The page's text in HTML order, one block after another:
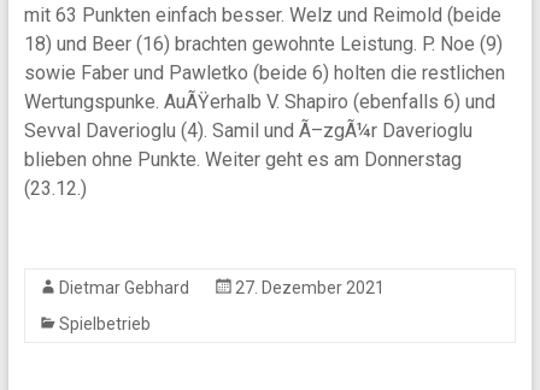
mit 63 Punkten einfach besser. Welz und Reimold (beide
18) und Beer (16) brachten gewohnte Leistung. P. Noe (9)
sowie Faber und Pawletko (beide 6) holten die restlichen
Wertungspunke. AuÃŸerhalb V. Shapiro (ebenfalls 6) und
Sevval Daverioglu (4). Samil und Ã–zgÃ¼r Daverioglu
blieben ohne Punkte. Weiter geht es am Donnerstag
(23.12.)
Dietmar Gebhard
27. Dezember 2021
Spielbetrieb